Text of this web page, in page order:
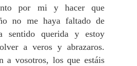
por mi y hacer que
no me haya faltado de
sentido querida y estoy
a veros y abrazaros.
a vosotros, los que estáis